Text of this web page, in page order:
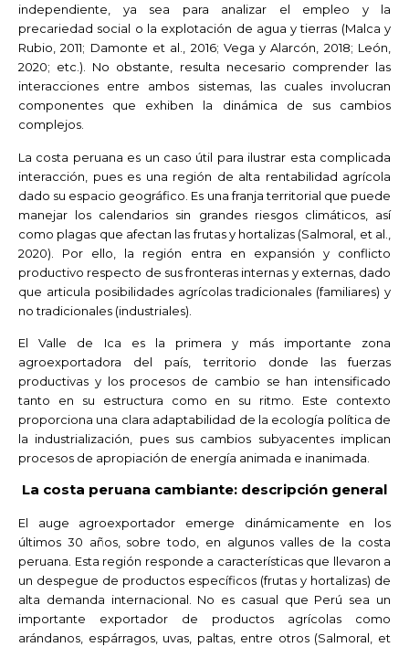
independiente, ya sea para analizar el empleo y la
precariedad social o la explotación de agua y tierras (Malca y
Rubio, 2011; Damonte et al., 2016; Vega y Alarcón, 2018; León,
2020; etc.). No obstante, resulta necesario comprender las
interacciones entre ambos sistemas, las cuales involucran
componentes que exhiben la dinámica de sus cambios
complejos.
La costa peruana es un caso útil para ilustrar esta complicada
interacción, pues es una región de alta rentabilidad agrícola
dado su espacio geográfico. Es una franja territorial que puede
manejar los calendarios sin grandes riesgos climáticos, así
como plagas que afectan las frutas y hortalizas (Salmoral, et al.,
2020). Por ello, la región entra en expansión y conflicto
productivo respecto de sus fronteras internas y externas, dado
que articula posibilidades agrícolas tradicionales (familiares) y
no tradicionales (industriales).
El Valle de Ica es la primera y más importante zona
agroexportadora del país, territorio donde las fuerzas
productivas y los procesos de cambio se han intensificado
tanto en su estructura como en su ritmo. Este contexto
proporciona una clara adaptabilidad de la ecología política de
la industrialización, pues sus cambios subyacentes implican
procesos de apropiación de energía animada e inanimada.
La costa peruana cambiante: descripción general
El auge agroexportador emerge dinámicamente en los
últimos 30 años, sobre todo, en algunos valles de la costa
peruana. Esta región responde a características que llevaron a
un despegue de productos específicos (frutas y hortalizas) de
alta demanda internacional. No es casual que Perú sea un
importante exportador de productos agrícolas como
arándanos, espárragos, uvas, paltas, entre otros (Salmoral, et